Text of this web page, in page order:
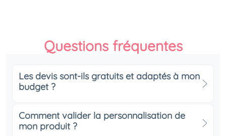
Questions fréquentes
Les devis sont-ils gratuits et adaptés à mon
budget ?
Comment valider la personnalisation de
mon produit ?